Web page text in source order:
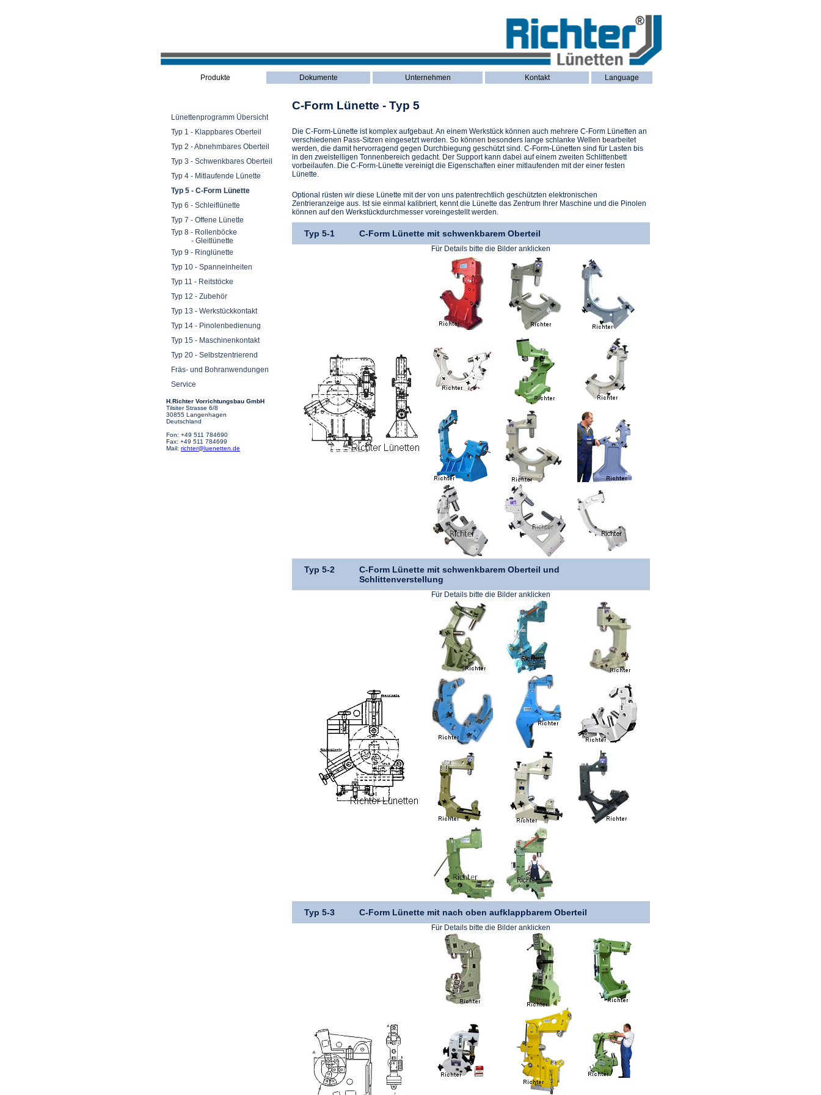
Produkte Dokumente Unternehmen Kontakt Language
Lünettenprogramm Übersicht
Typ 1 - Klappbares Oberteil
Typ 2 - Abnehmbares Oberteil
Typ 3 - Schwenkbares Oberteil
Typ 4 - Mitlaufende Lünette
Typ 5 - C-Form Lünette
Typ 6 - Schleiflünette
Typ 7 - Offene Lünette
Typ 8 - Rollenböcke
- Gleitlünette
Typ 9 - Ringlünette
Typ 10 - Spanneinheiten
Typ 11 - Reitstöcke
Typ 12 - Zubehör
Typ 13 - Werkstückkontakt
Typ 14 - Pinolenbedienung
Typ 15 - Maschinenkontakt
Typ 20 - Selbstzentrierend
Fräs- und Bohranwendungen
Service
H.Richter Vorrichtungsbau GmbH
Tilsiter Strasse 6/8
30855 Langenhagen
Deutschland
Fon: +49 511 784690
Fax: +49 511 784699
Mail: richter@luenetten.de
C-Form Lünette - Typ 5
Die C-Form-Lünette ist komplex aufgebaut. An einem Werkstück können auch mehrere C-Form Lünetten an
verschiedenen Pass-Sitzen eingesetzt werden. So können besonders lange schlanke Wellen bearbeitet
werden, die damit hervorragend gegen Durchbiegung geschützt sind. C-Form-Lünetten sind für Lasten bis
in den zweistelligen Tonnenbereich gedacht. Der Support kann dabei auf einem zweiten Schlittenbett
vorbeilaufen. Die C-Form-Lünette vereinigt die Eigenschaften einer mitlaufenden mit der einer festen
Lünette.
Optional rüsten wir diese Lünette mit der von uns patentrechtlich geschützten elektronischen
Zentrieranzeige aus. Ist sie einmal kalibriert, kennt die Lünette das Zentrum Ihrer Maschine und die Pinolen
können auf den Werkstückdurchmesser voreingestellt werden.
Typ 5-1 C-Form Lünette mit schwenkbarem Oberteil
Für Details bitte die Bilder anklicken
Typ 5-2
C-Form Lünette mit schwenkbarem Oberteil und
Schlittenverstellung
Für Details bitte die Bilder anklicken
Typ 5-3 C-Form Lünette mit nach oben aufklappbarem Oberteil
Für Details bitte die Bilder anklicken